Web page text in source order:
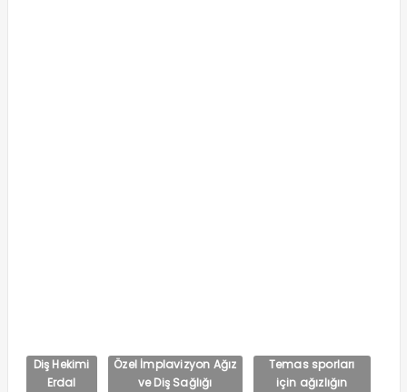
Diş Hekimi
Erdal
Özel İmplavizyon Ağız
ve Diş Sağlığı
Temas sporları
için ağızlığın